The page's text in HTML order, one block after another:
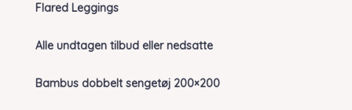
Flared Leggings
Alle undtagen tilbud eller nedsatte
Bambus dobbelt sengetøj 200×200